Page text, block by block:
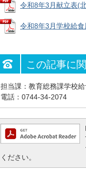
令和8年3月献立表(
令和8年3月学校給
この記事に
担当課：教育総務課学校
電話：0744-34-2074
ください。